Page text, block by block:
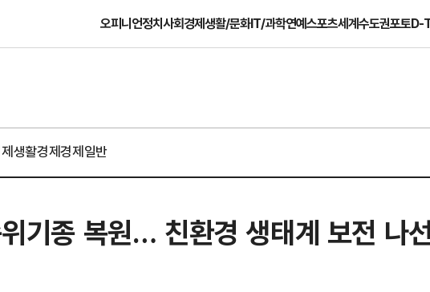
오피니언정치사회경제생활/문화IT/과학연예스포츠세계수도권포토D-
생활경제경제일반
기종 복원… 친환경 생태계 보전 나